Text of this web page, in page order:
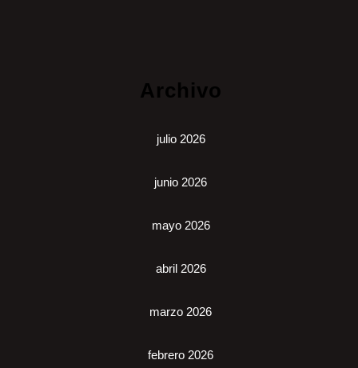
Archivo
julio 2026
junio 2026
mayo 2026
abril 2026
marzo 2026
febrero 2026